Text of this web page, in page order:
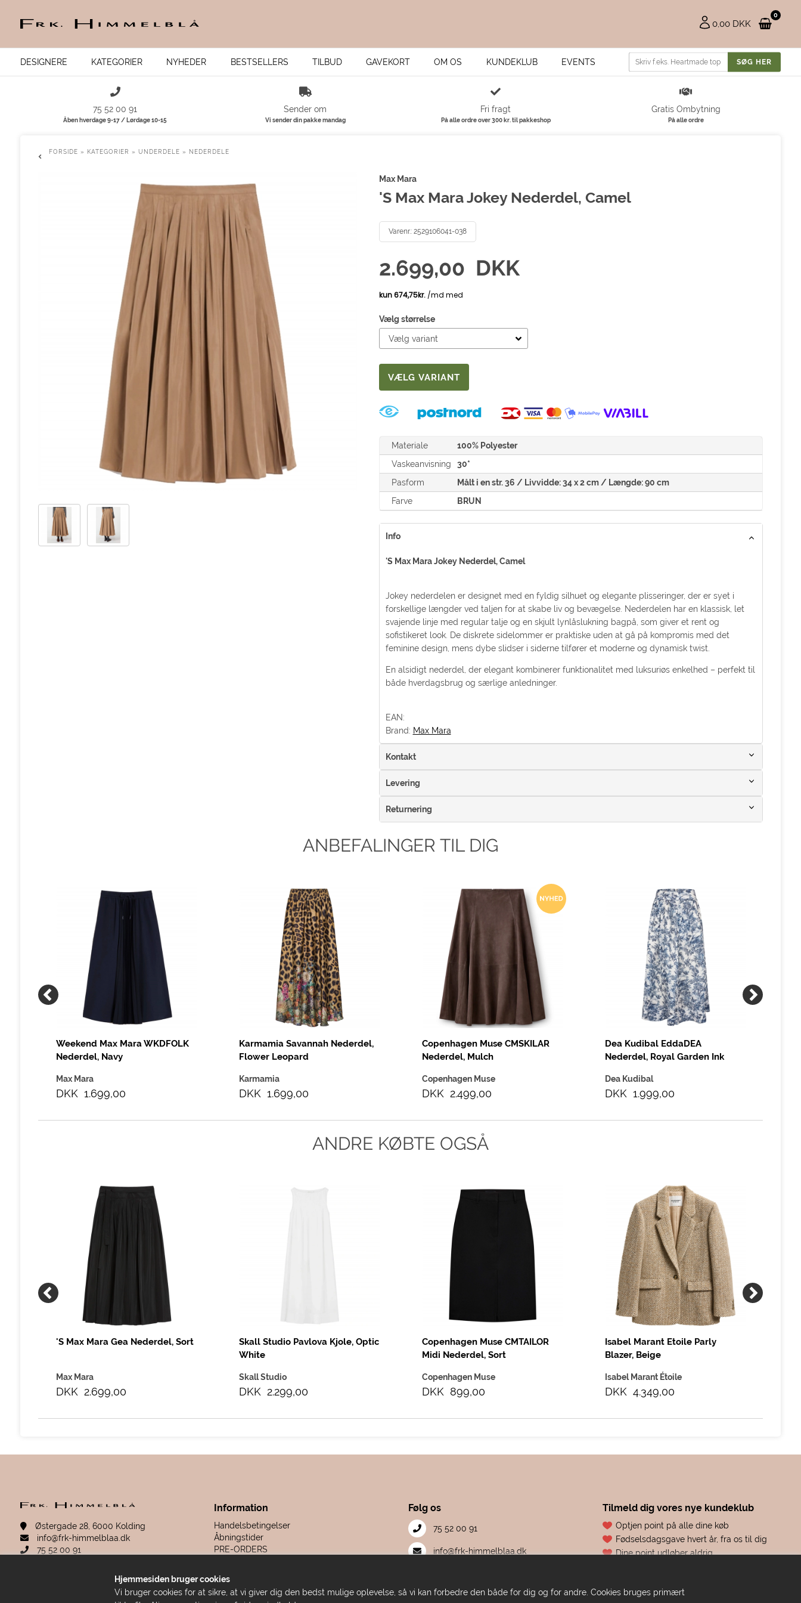
Hjemmesiden bruger cookies
Vi bruger cookies for at sikre, at vi giver dig den bedst mulige oplevelse, så vi kan forbedre den både for dig og for andre. Cookies bruges primært
0
0,00 DKK
DESIGNERE KATEGORIER NYHEDER BESTSELLERS TILBUD GAVEKORT OM OS KUNDEKLUB EVENTS
75 52 00 91
Åben hverdage 9-17 / Lørdage 10-15
Sender om
Vi sender din pakke mandag
Fri fragt
På alle ordre over 300 kr. til pakkeshop
Gratis Ombytning
På alle ordre
FORSIDE » KATEGORIER » UNDERDELE » NEDERDELE
Max Mara
'S Max Mara Jokey Nederdel, Camel
Varenr.: 2529106041-038
2.699,00 DKK
Vælg størrelse
Materiale
100% Polyester
Vaskeanvisning
30*
Pasform
Målt i en str. 36 / Livvidde: 34 x 2 cm / Længde: 90 cm
Farve
BRUN
Info
'S Max Mara Jokey Nederdel, Camel
Jokey nederdelen er designet med en fyldig silhuet og elegante plisseringer, der er syet i
forskellige længder ved taljen for at skabe liv og bevægelse. Nederdelen har en klassisk, let
svajende linje med regular talje og en skjult lynlåslukning bagpå, som giver et rent og
sofistikeret look. De diskrete sidelommer er praktiske uden at gå på kompromis med det
feminine design, mens dybe slidser i siderne tilfører et moderne og dynamisk twist.
En alsidigt nederdel, der elegant kombinerer funktionalitet med luksuriøs enkelhed – perfekt til
både hverdagsbrug og særlige anledninger.
EAN:
Brand: Max Mara
Kontakt
Levering
Returnering
ANBEFALINGER TIL DIG
Weekend Max Mara WKDFOLK
Nederdel, Navy
Max Mara
DKK 1.699,00
Karmamia Savannah Nederdel,
Flower Leopard
Karmamia
DKK 1.699,00
Copenhagen Muse CMSKILAR
Nederdel, Mulch
Copenhagen Muse
DKK 2.499,00
Dea Kudibal EddaDEA
Nederdel, Royal Garden Ink
Dea Kudibal
DKK 1.999,00
ANDRE KØBTE OGSÅ
'S Max Mara Gea Nederdel, Sort
Max Mara
DKK 2.699,00
Skall Studio Pavlova Kjole, Optic
White
Skall Studio
DKK 2.299,00
Copenhagen Muse CMTAILOR
Midi Nederdel, Sort
Copenhagen Muse
DKK 899,00
Isabel Marant Etoile Parly
Blazer, Beige
Isabel Marant Étoile
DKK 4.349,00
Østergade 28, 6000 Kolding
info@frk-himmelblaa.dk
75 52 00 91
Information
Handelsbetingelser
Åbningstider
PRE-ORDERS
Sitemap
Fortrydelsesret
Følg os
75 52 00 91
info@frk-himmelblaa.dk
Instagram
Tilmeld dig vores nye kundeklub
Optjen point på alle dine køb
Fødselsdagsgave hvert år, fra os til dig
Dine point udløber aldrig